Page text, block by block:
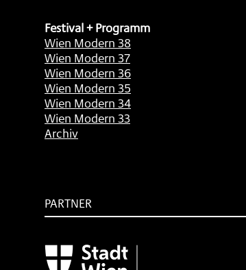
Festival + Programm
Wien Modern 38
Wien Modern 37
Wien Modern 36
Wien Modern 35
Wien Modern 34
Wien Modern 33
Archiv
PARTNER